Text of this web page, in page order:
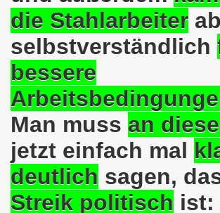
die Stahlarbeiter
selbstverständlich
bessere
Man muss an
jetzt einfach mal
deutlich sagen,
Streik politisch ist:
Bewegung Gelsenkirchen am
Bewegung am 11.11.2024:
solidarisiert sich am
Volk und mit dem
Eisenach: Zeichen gegen
Montagsdemonstration am
Gelsenkirchen am 12.08.2024 ab